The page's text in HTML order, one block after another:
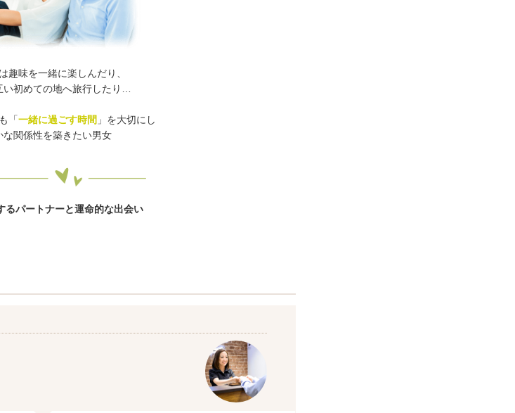
趣味を一緒に楽しんだり、
い初めての地へ旅行したり…
「一緒に過ごす時間 」を大切にし
な関係性を築きたい男女
るパートナーと運命的な出会い